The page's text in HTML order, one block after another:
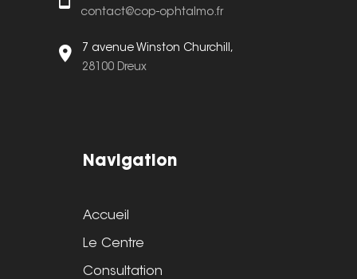
contact@cop-ophtalmo.fr
7 avenue Winston Churchill,
28100 Dreux
Navigation
Accueil
Le Centre
Consultation